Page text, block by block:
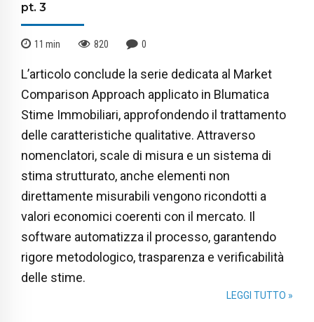
pt. 3
11 min 820 0
L’articolo conclude la serie dedicata al Market
Comparison Approach applicato in Blumatica
Stime Immobiliari, approfondendo il trattamento
delle caratteristiche qualitative. Attraverso
nomenclatori, scale di misura e un sistema di
stima strutturato, anche elementi non
direttamente misurabili vengono ricondotti a
valori economici coerenti con il mercato. Il
software automatizza il processo, garantendo
rigore metodologico, trasparenza e verificabilità
delle stime.
LEGGI TUTTO »